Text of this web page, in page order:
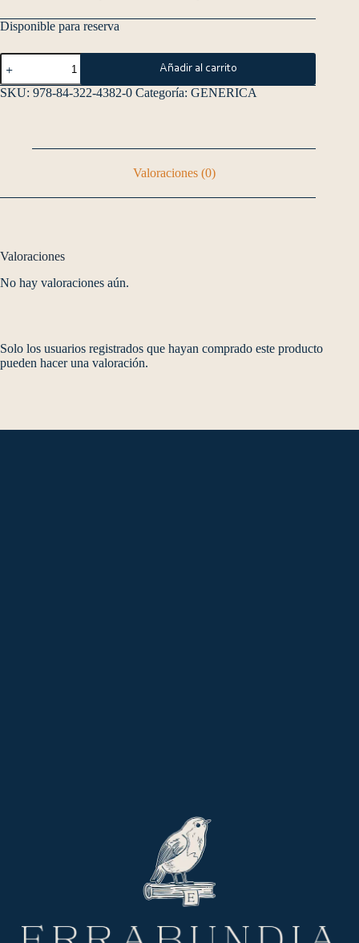
Disponible para reserva
Añadir al carrito
SKU: 978-84-322-4382-0 Categoría: GENERICA
Valoraciones (0)
Valoraciones
No hay valoraciones aún.
Solo los usuarios registrados que hayan comprado este producto
pueden hacer una valoración.